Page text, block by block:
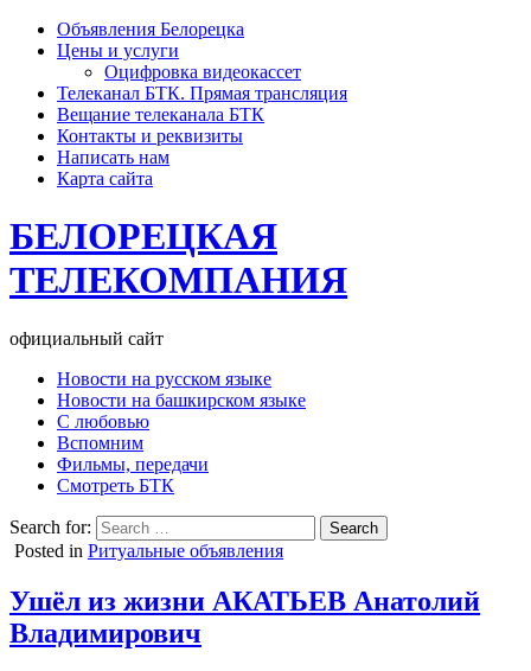
Объявления Белорецка
Цены и услуги
Оцифровка видеокассет
Телеканал БТК. Прямая трансляция
Вещание телеканала БТК
Контакты и реквизиты
Написать нам
Карта сайта
БЕЛОРЕЦКАЯ
ТЕЛЕКОМПАНИЯ
официальный сайт
Новости на русском языке
Новости на башкирском языке
С любовью
Вспомним
Фильмы, передачи
Смотреть БТК
Search for:
Posted in Ритуальные объявления
Ушёл из жизни АКАТЬЕВ Анатолий
Владимирович